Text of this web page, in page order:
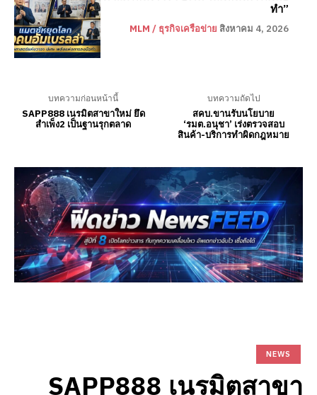
ทำ”
MLM / ธุรกิจเครือข่าย สิงหาคม 4, 2026
บทความก่อนหน้านี้
SAPP888 เนรมิตสาขาใหม่ ยึด
สำเพ็ง2 เป็นฐานรุกตลาด
บทความถัดไป
สคบ.ขานรับนโยบาย
‘รมต.อนุชา’ เร่งตรวจสอบ
สินค้า-บริการทำผิดกฎหมาย